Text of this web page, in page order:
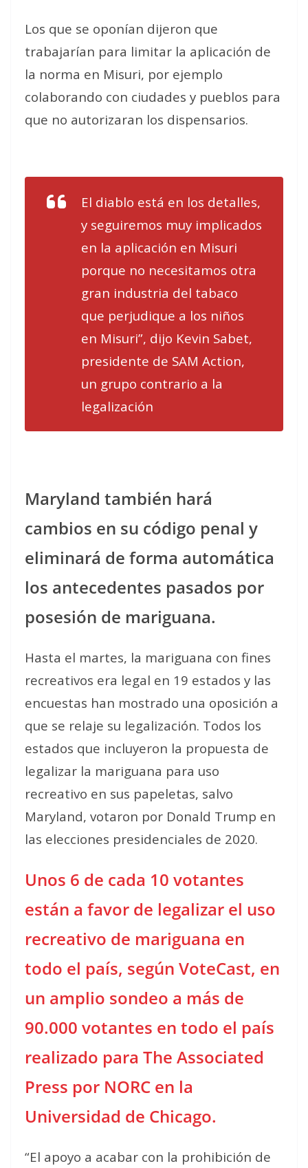
Los que se oponían dijeron que
trabajarían para limitar la aplicación de
la norma en Misuri, por ejemplo
colaborando con ciudades y pueblos para
que no autorizaran los dispensarios.
El diablo está en los detalles,
y seguiremos muy implicados
en la aplicación en Misuri
porque no necesitamos otra
gran industria del tabaco
que perjudique a los niños
en Misuri”, dijo Kevin Sabet,
presidente de SAM Action,
un grupo contrario a la
legalización
Maryland también hará
cambios en su código penal y
eliminará de forma automática
los antecedentes pasados por
posesión de mariguana.
Hasta el martes, la mariguana con fines
recreativos era legal en 19 estados y las
encuestas han mostrado una oposición a
que se relaje su legalización. Todos los
estados que incluyeron la propuesta de
legalizar la mariguana para uso
recreativo en sus papeletas, salvo
Maryland, votaron por Donald Trump en
las elecciones presidenciales de 2020.
Unos 6 de cada 10 votantes
están a favor de legalizar el uso
recreativo de mariguana en
todo el país, según VoteCast, en
un amplio sondeo a más de
90.000 votantes en todo el país
realizado para The Associated
Press por NORC en la
Universidad de Chicago.
“El apoyo a acabar con la prohibición de